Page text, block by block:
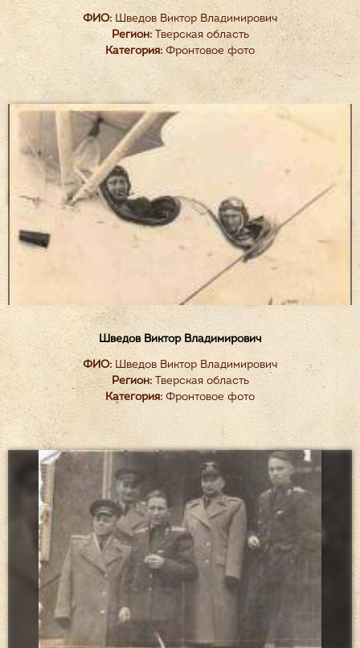
ФИО: Шведов Виктор Владимирович
Регион:Тверская область
Категория: Фронтовое фото
Шведов Виктор Владимирович
ФИО: Шведов Виктор Владимирович
Регион:Тверская область
Категория: Фронтовое фото